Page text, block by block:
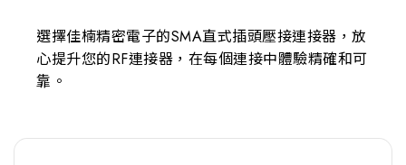
選擇佳楠精密電子的SMA直式插頭壓接連接器，放
心提升您的RF連接器，在每個連接中體驗精確和可
靠。